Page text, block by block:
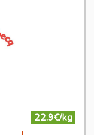
22.9€/kg